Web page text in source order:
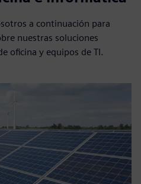
e informática
a continuación para
nuestras soluciones